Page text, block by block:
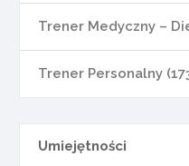
Trener Medyczny –
Trener Personalny
Umiejętności